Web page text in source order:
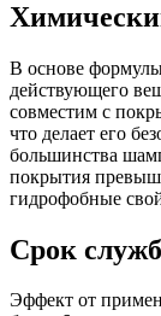
В основе
действующего
совместим с
что делает его
большинства
покрытия
гидрофобные
Срок
Эффект от